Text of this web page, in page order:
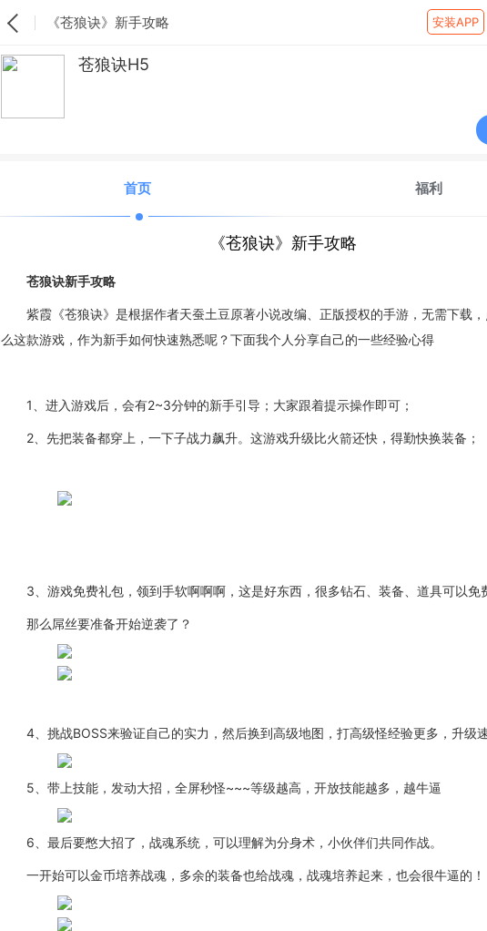
《苍狼诀》新手攻略 安装APP
苍狼诀H5
首页 福利
《苍狼诀》新手攻略
苍狼诀新手攻略
紫霞《苍狼诀》是根据作者天蚕土豆原著小说改编、正版授权的手游，无需下载
么这款游戏，作为新手如何快速熟悉呢？下面我个人分享自己的一些经验心得
1 、进入游戏后，会有2~3分钟的新手引导；大家跟着提示操作即可；
2 、先把装备都穿上，一下子战力飙升。这游戏升级比火箭还快，得勤快换装备；
3 、游戏免费礼包，领到手软啊啊啊，这是好东西，很多钻石、装备、道具可以免
那么屌丝要准备开始逆袭了？
4 、挑战BOSS来验证自己的实力，然后换到高级地图，打高级怪经验更多，升级
5 、带上技能，发动大招，全屏秒怪~~~等级越高，开放技能越多，越牛逼
6 、最后要憋大招了，战魂系统，可以理解为分身术，小伙伴们共同作战。
一开始可以金币培养战魂，多余的装备也给战魂，战魂培养起来，也会很牛逼的！